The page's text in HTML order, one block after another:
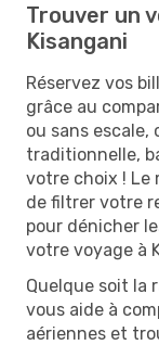
Trouver un
Kisangani
Réservez vos
grâce au
ou sans escale,
traditionnelle,
votre choix ! Le
de filtrer votre
pour dénicher
votre voyage à
Quelque soit la
vous aide à
aériennes et